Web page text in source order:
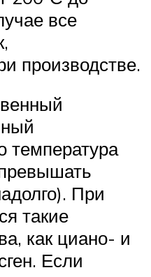
все
производстве.
температура
При
такие
как циано- и
Если